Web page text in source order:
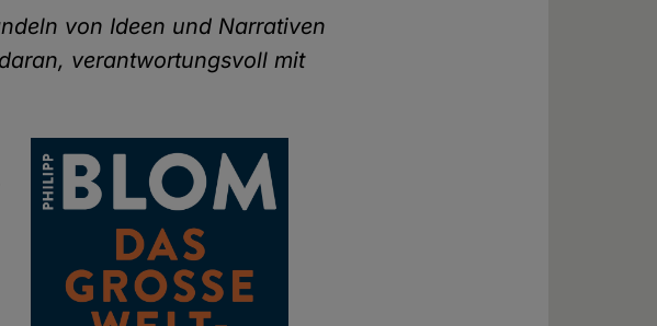
von Ideen und Narrativen
verantwortungsvoll mit